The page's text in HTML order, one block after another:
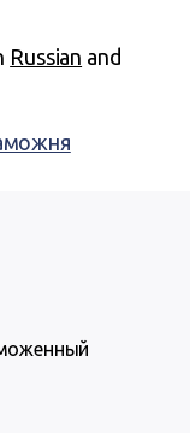
Russian and